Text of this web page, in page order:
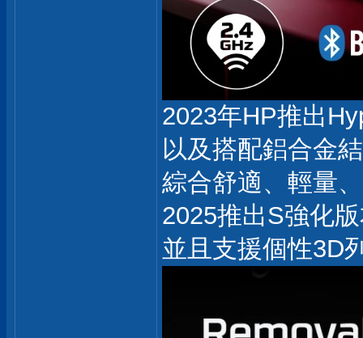
2023年HP推出
以及搭配鋁合金
綜合舒適、輕量
2025推出S強化
並且支援個性3D